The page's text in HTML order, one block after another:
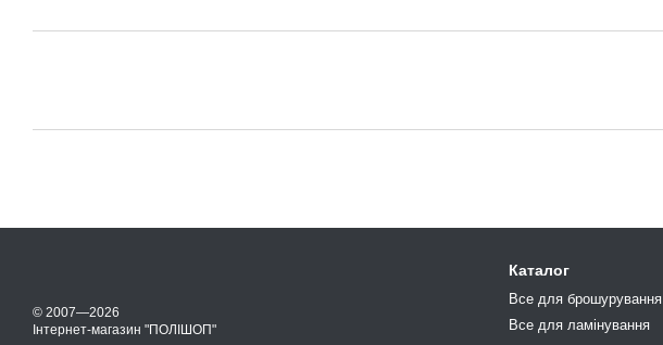
© 2007—2026
Інтернет-магазин "ПОЛІШОП"
Каталог
Все для брошурування
Все для ламінування